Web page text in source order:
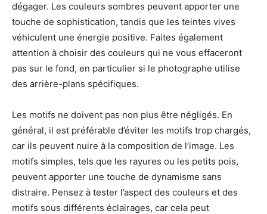
dégager. Les couleurs sombres peuvent apporter une
touche de sophistication, tandis que les teintes vives
véhiculent une énergie positive. Faites également
attention à choisir des couleurs qui ne vous effaceront
pas sur le fond, en particulier si le photographe utilise
des arrière-plans spécifiques.
Les motifs ne doivent pas non plus être négligés. En
général, il est préférable d’éviter les motifs trop chargés,
car ils peuvent nuire à la composition de l’image. Les
motifs simples, tels que les rayures ou les petits pois,
peuvent apporter une touche de dynamisme sans
distraire. Pensez à tester l’aspect des couleurs et des
motifs sous différents éclairages, car cela peut